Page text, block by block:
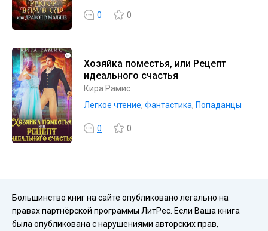
0 0
Хозяйка поместья, или Рецепт
идеального счастья
Кира Рамис
Легкое чтение, Фантастика, Попаданцы
0 0
Большинство книг на сайте опубликовано легально на
правах партнёрской программы ЛитРес. Если Ваша книга
была опубликована с нарушениями авторских прав,